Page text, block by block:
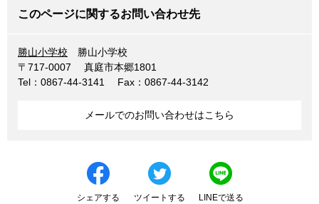
このページに関するお問い合わせ先
勝山小学校
勝山小学校
〒717-0007
真庭市本郷1801
Tel：0867-44-3141
Fax：0867-44-3142
メールでのお問い合わせはこちら
シェアする ツイートする LINEで送る